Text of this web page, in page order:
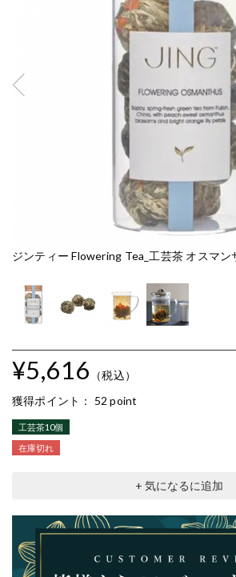
ジンティー Flowering Tea_工芸茶 オスマン
¥5,616 （税込）
獲得ポイント： 52 point
工芸茶10個
在庫切れ
+ 気になるに追加